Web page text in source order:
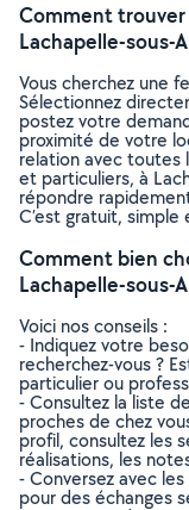
Comment
Lachapelle-sous-
Vous cherchez une
Sélectionnez
postez votre
proximité de votre
relation avec toutes
et particuliers, à
répondre
C’est gratuit,
Comment bien
Lachapelle-sous-
Voici nos conseils :
- Indiquez votre
recherchez-vous ?
particulier ou
- Consultez la liste
proches de chez
profil, consultez les
réalisations, les
- Conversez avec
pour des échanges